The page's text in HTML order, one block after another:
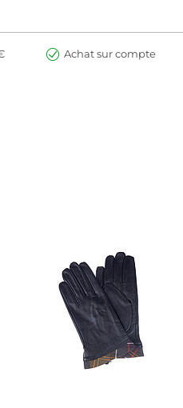
Achat sur compte